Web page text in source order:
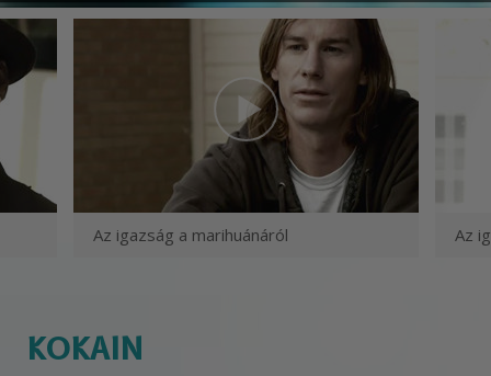
Az igazság a marihuánáról Az
KOKAIN